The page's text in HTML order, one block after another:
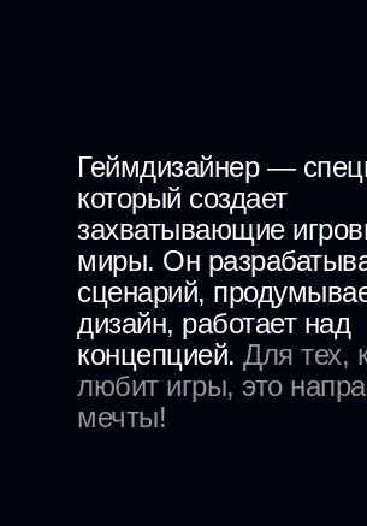
Геймдизайнер —
который создает
захватывающие
миры. Он
сценарий,
дизайн, работает над
концепцией. Для тех,
любит игры, это
мечты!